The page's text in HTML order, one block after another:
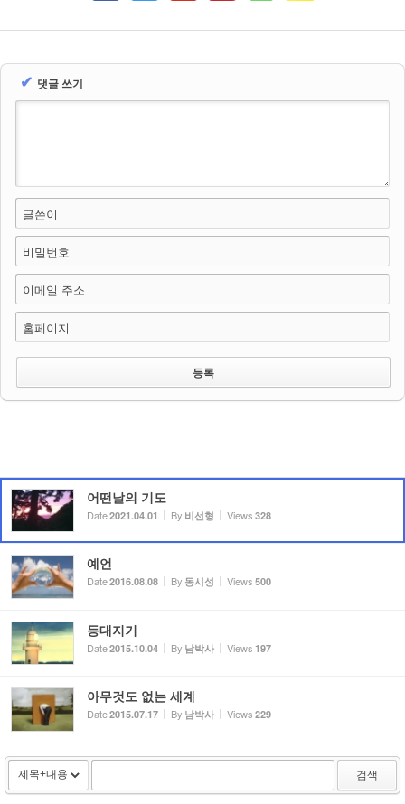
✔ 댓글 쓰기
글쓴이
비밀번호
이메일 주소
홈페이지
어떤날의 기도
Date2021.04.01 By 비선형 Views 328
예언
Date2016.08.08 By 동시성 Views 500
등대지기
Date2015.10.04 By 남박사 Views 197
아무것도 없는 세계
Date2015.07.17 By 남박사 Views 229
검색